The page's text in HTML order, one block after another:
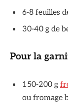
6-8 feuilles
30-40 g de
Pour la
150-200 g
ou fromage